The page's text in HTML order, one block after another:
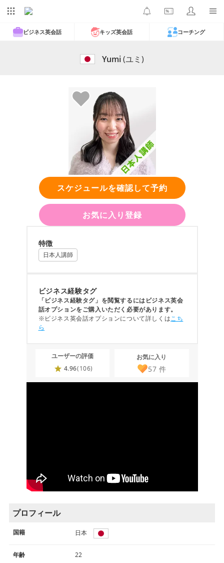
ビジネス英会話 キッズ英会話 コーチング
Yumi(ユミ)
スケジュールを確認して予約
お気に入り登録
特徴
日本人講師
ビジネス経験タグ
「ビジネス経験タグ」を閲覧するにはビジネス英会
話オプションをご購入いただく必要があります。
※ビジネス英会話オプションについて詳しくはこち
ら
ユーザーの評価
4.96(106)
お気に入り
57 件
プロフィール
国籍 日本
年齢 22